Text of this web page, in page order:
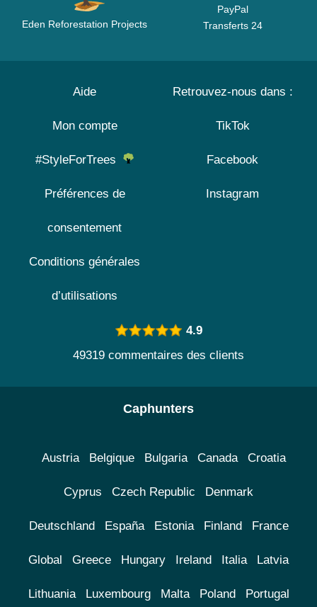
Eden Reforestation Projects
PayPal
Transferts 24
Aide
Mon compte
#StyleForTrees
Préférences de
consentement
Conditions générales
d’utilisations
Retrouvez-nous dans :
TikTok
Facebook
Instagram
4.9
49319 commentaires des clients
Caphunters
Austria Belgique Bulgaria Canada Croatia
Cyprus Czech Republic Denmark
Deutschland España Estonia Finland France
Global Greece Hungary Ireland Italia Latvia
Lithuania Luxembourg Malta Poland Portugal